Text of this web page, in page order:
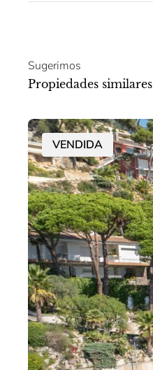
Sugerimos
Propiedades similares
VENDIDA